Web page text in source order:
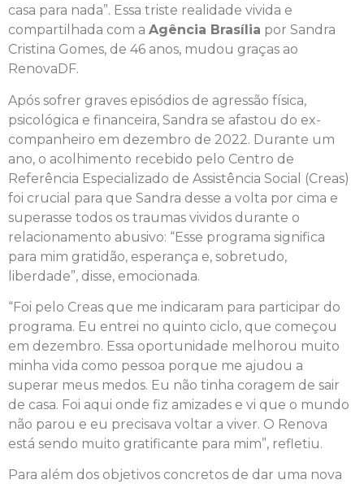
casa para nada”. Essa triste realidade vivida e
compartilhada com a Agência Brasília por Sandra
Cristina Gomes, de 46 anos, mudou graças ao
RenovaDF.
Após sofrer graves episódios de agressão física,
psicológica e financeira, Sandra se afastou do ex-
companheiro em dezembro de 2022. Durante um
ano, o acolhimento recebido pelo Centro de
Referência Especializado de Assistência Social (Creas)
foi crucial para que Sandra desse a volta por cima e
superasse todos os traumas vividos durante o
relacionamento abusivo: “Esse programa significa
para mim gratidão, esperança e, sobretudo,
liberdade”, disse, emocionada.
“Foi pelo Creas que me indicaram para participar do
programa. Eu entrei no quinto ciclo, que começou
em dezembro. Essa oportunidade melhorou muito
minha vida como pessoa porque me ajudou a
superar meus medos. Eu não tinha coragem de sair
de casa. Foi aqui onde fiz amizades e vi que o mundo
não parou e eu precisava voltar a viver. O Renova
está sendo muito gratificante para mim”, refletiu.
Para além dos objetivos concretos de dar uma nova